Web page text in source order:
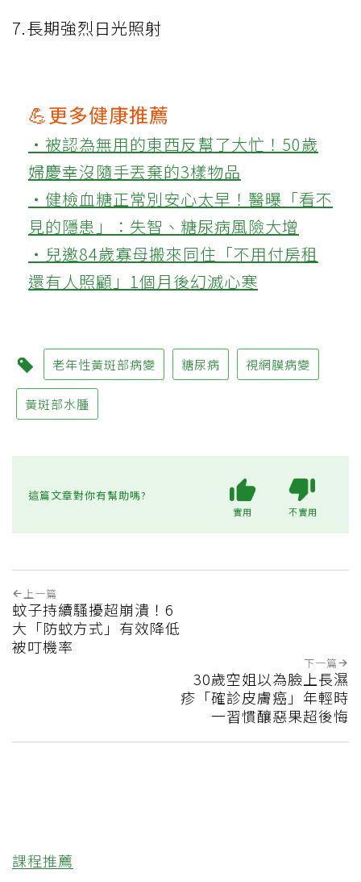
7.長期強烈日光照射
💪更多健康推薦
‧被認為無用的東西反幫了大忙！50歲
婦慶幸沒隨手丟棄的3樣物品
‧健檢血糖正常別安心太早！醫曝「看不
見的隱患」：失智、糖尿病風險大增
‧兒邀84歲寡母搬來同住「不用付房租
還有人照顧」1個月後幻滅心寒
老年性黃斑部病變 糖尿病 視網膜病變
黃斑部水腫
這篇文章對你有幫助嗎?
實用 不實用
上一篇
蚊子持續騷擾超崩潰！6
大「防蚊方式」有效降低
被叮機率
下一篇
30歲空姐以為臉上長濕
疹「確診皮膚癌」年輕時
一習慣釀惡果超後悔
課程推薦